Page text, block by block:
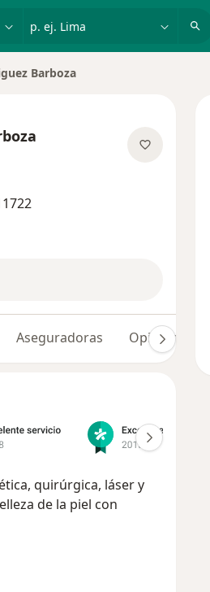
Barboza
Aseguradoras Opiniones (30)
quirúrgica, láser y
de la piel con